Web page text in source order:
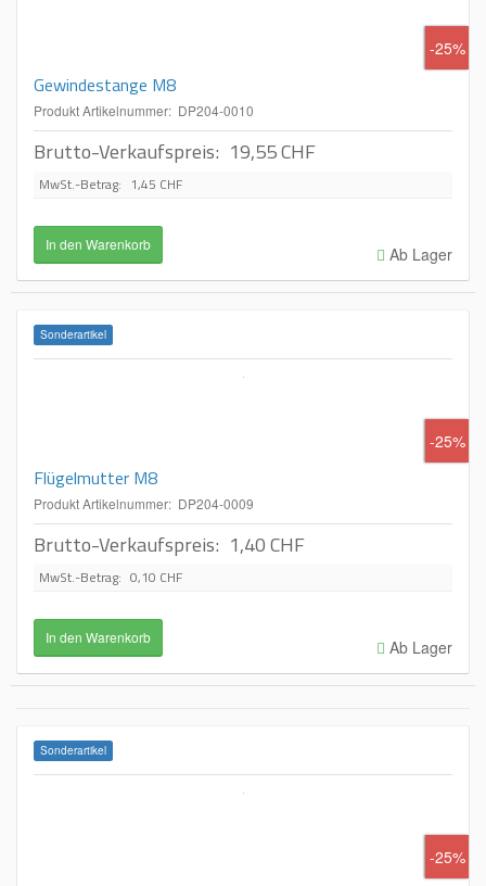
-25%
Gewindestange M8
Produkt Artikelnummer: DP204-0010
Brutto-Verkaufspreis: 19,55 CHF
MwSt.-Betrag: 1,45 CHF
Ab Lager
Sonderartikel
-25%
Flügelmutter M8
Produkt Artikelnummer: DP204-0009
Brutto-Verkaufspreis: 1,40 CHF
MwSt.-Betrag: 0,10 CHF
Ab Lager
Sonderartikel
-25%